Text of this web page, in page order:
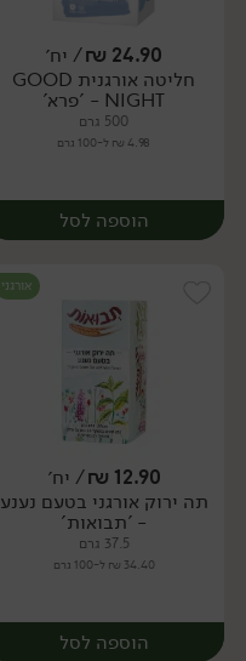
יח׳
24.90
₪/ יח׳
חליטה אורגנית GOOD
NIGHT - 'פרא'
500 גרם
4.98 ₪ ל-100 גרם
הוספה לסל
יח׳
אורגני
12.90
₪/ יח׳
תה ירוק אורגני בטעם נענע
- 'תבואות'
37.5 גרם
34.40 ₪ ל-100 גרם
הוספה לסל